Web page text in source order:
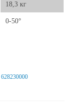
18,3 кг
0-50°